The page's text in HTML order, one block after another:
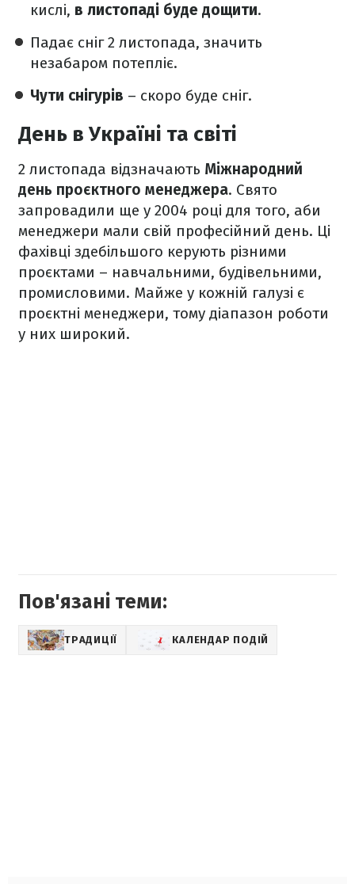
кислі, в листопаді буде дощити.
Падає сніг 2 листопада, значить
незабаром потепліє.
Чути снігурів – скоро буде сніг.
День в Україні та світі
2 листопада відзначають Міжнародний
день проєктного менеджера. Свято
запровадили ще у 2004 році для того, аби
менеджери мали свій професійний день. Ці
фахівці здебільшого керують різними
проєктами – навчальними, будівельними,
промисловими. Майже у кожній галузі є
проєктні менеджери, тому діапазон роботи
у них широкий.
Пов'язані теми:
ТРАДИЦІЇ КАЛЕНДАР ПОДІЙ